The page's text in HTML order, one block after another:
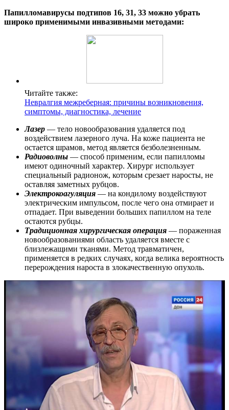
Папилломавирусы подтипов 16, 31, 33 можно убрать
широко применимыми инвазивными методами:
Читайте также:
Невралгия межреберная: причины возникновения,
симптомы, диагностика, лечение
Лазер — тело новообразования удаляется под
воздействием лазерного луча. На коже пациента не
остается шрамов, метод является безболезненным.
Радиоволны — способ применим, если папилломы
имеют одиночный характер. Хирург использует
специальный радионож, которым срезает наросты, не
оставляя заметных рубцов.
Электрокоагуляция — на кондилому воздействуют
электрическим импульсом, после чего она отмирает и
отпадает. При выведении больших папиллом на теле
остаются рубцы.
Традиционная хирургическая операция — пораженная
новообразованиями область удаляется вместе с
близлежащими тканями. Метод травматичен,
применяется в редких случаях, когда велика вероятность
перерождения нароста в злокачественную опухоль.